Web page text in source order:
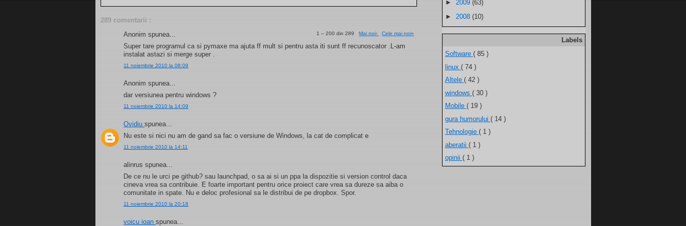
289 comentarii :
1 – 200 din 289Mai noi› Cele mai noi»
Anonim spunea...
Super tare programul ca si pymaxe ma ajuta ff mult si pentru asta iti sunt ff recunoscator .L-am
instalat astazi si merge super .
11 noiembrie 2010 la 08:09
Anonim spunea...
dar versiunea pentru windows ?
11 noiembrie 2010 la 14:09
Ovidiuspunea...
Nu este si nici nu am de gand sa fac o versiune de Windows, la cat de complicat e
11 noiembrie 2010 la 14:11
alinrus spunea...
De ce nu le urci pe github? sau launchpad, o sa ai si un ppa la dispozitie si version control daca
cineva vrea sa contribuie. E foarte important pentru orice proiect care vrea sa dureze sa aiba o
comunitate in spate. Nu e deloc profesional sa le distribui de pe dropbox. Spor.
11 noiembrie 2010 la 20:18
voicu ioanspunea...
► 2009 (63)
► 2008 (10)
Labels
Software ( 85 )
linux ( 74 )
Altele ( 42 )
windows ( 30 )
Mobile ( 19 )
gura humorului ( 14 )
Tehnologie ( 1 )
aberatii ( 1 )
opinii ( 1 )